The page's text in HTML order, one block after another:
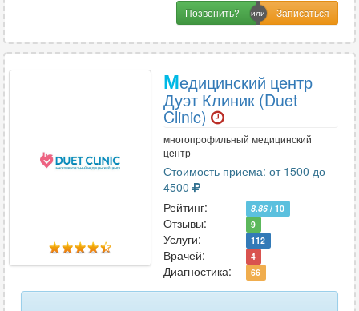
Позвонить?
Медицинский центр
Дуэт Клиник (Duet
Clinic)
многопрофильный медицинский
центр
Стоимость приема: от 1500 до
4500
Рейтинг:
8.86 / 10
Отзывы: 9
Услуги: 112
Врачей: 4
Диагностика: 66